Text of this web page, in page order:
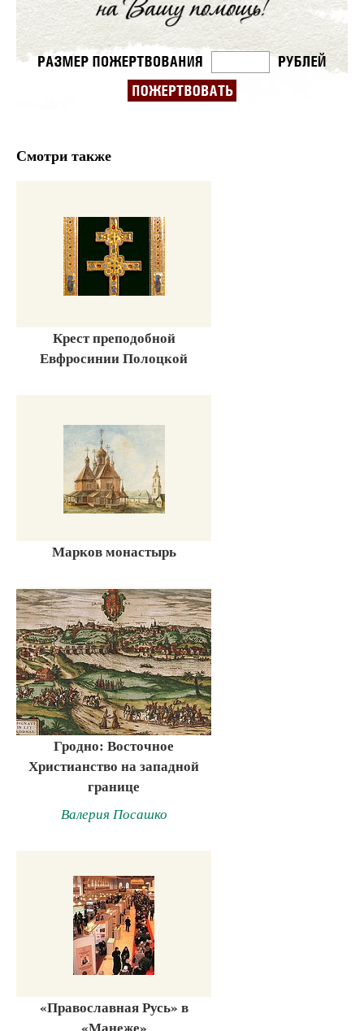
Смотри также
Крест преподобной
Евфросинии Полоцкой
Марков монастырь
Гродно: Восточное
Христианство на западной
границе
Валерия Посашко
«Православная Русь» в